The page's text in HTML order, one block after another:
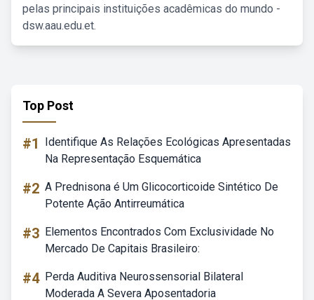
pelas principais instituições acadêmicas do mundo -
dsw.aau.edu.et.
Top Post
#1
Identifique As Relações Ecológicas Apresentadas
Na Representação Esquemática
#2 A Prednisona é Um Glicocorticoide Sintético De
Potente Ação Antirreumática
#3 Elementos Encontrados Com Exclusividade No
Mercado De Capitais Brasileiro:
#4 Perda Auditiva Neurossensorial Bilateral
Moderada A Severa Aposentadoria